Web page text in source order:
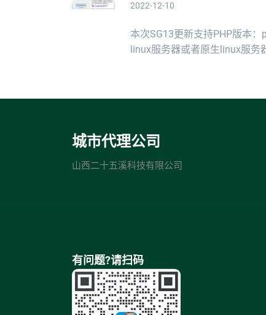
2022-12-10
本次SG13更新支持PHP版本
linux服务器或者原生linux服务
城市代理公司
山西二十五溪科技有限公司
有问题?请扫码